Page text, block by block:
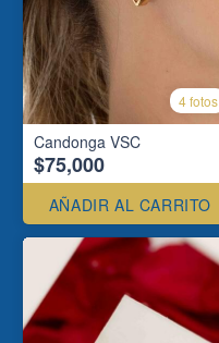
4 fotos
Candonga VSC
$75,000
AÑADIR AL CARRITO